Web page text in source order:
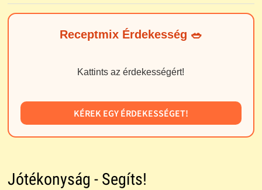
Receptmix Érdekesség 🥗
Kattints az érdekességért!
KÉREK EGY ÉRDEKESSÉGET!
Jótékonyság - Segíts!